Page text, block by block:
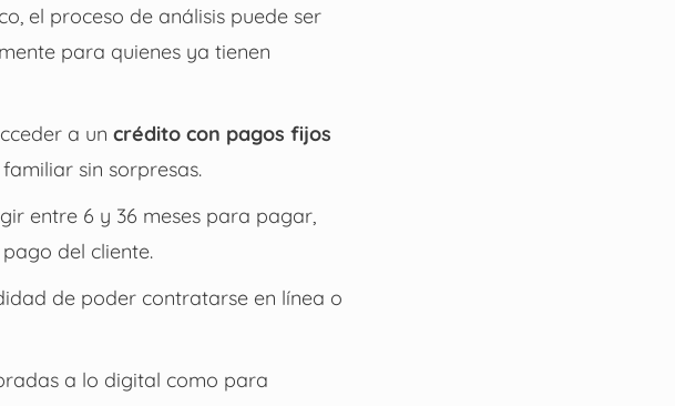
el proceso de análisis puede ser
para quienes ya tienen
a un crédito con pagos fijos
sin sorpresas.
entre 6 y 36 meses para pagar,
del cliente.
de poder contratarse en línea o
a lo digital como para